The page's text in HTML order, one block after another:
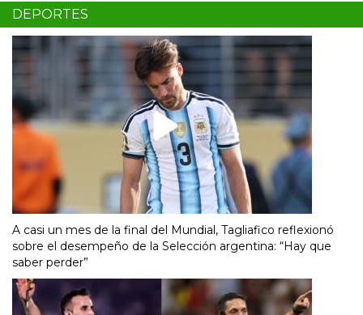
DEPORTES
A casi un mes de la final del Mundial, Tagliafico reflexionó
sobre el desempeño de la Selección argentina: “Hay que
saber perder”